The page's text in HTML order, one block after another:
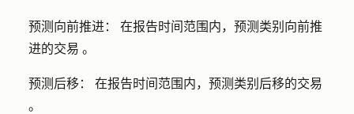
预测向前推进： 在报告时间范围内，预测类别向前推
进的交易 。
预测后移： 在报告时间范围内，预测类别后移的交易
。